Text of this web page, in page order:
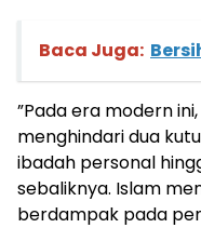
Baca Juga:
”Pada era modern
menghindari dua
ibadah personal
sebaliknya. Islam
berdampak pada